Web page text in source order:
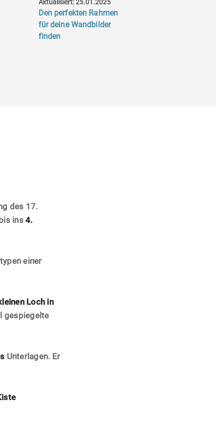
Aktualisiert: 25.01.2025
Den perfekten Rahmen
für deine Wandbilder
finden
des 17.
ins4.
einer
Loch in
gespiegelte
Unterlagen. Er